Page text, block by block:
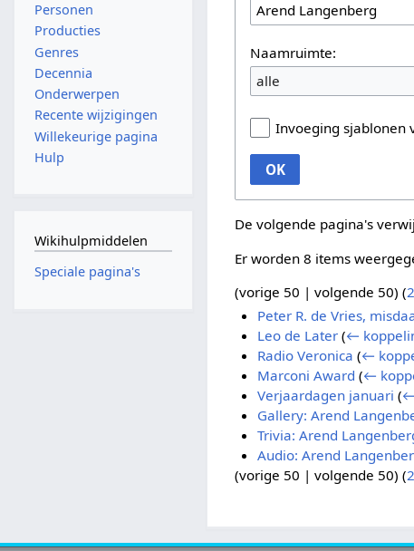
Naamruimte:
alle
Invoeging sjablonen
OK
De volgende pagina's
Er worden 8 items
(vorige 50 |volgende 50) (
Peter R. de Vries,
Leo de Later (←
Radio Veronica (←
Marconi Award (←
Verjaardagen januari (
Gallery: Arend
Trivia: Arend
Audio: Arend
(vorige 50 |volgende 50) (
Personen
Producties
Genres
Decennia
Onderwerpen
Recente wijzigingen
Willekeurige pagina
Hulp
Wikihulpmiddelen
Speciale pagina's